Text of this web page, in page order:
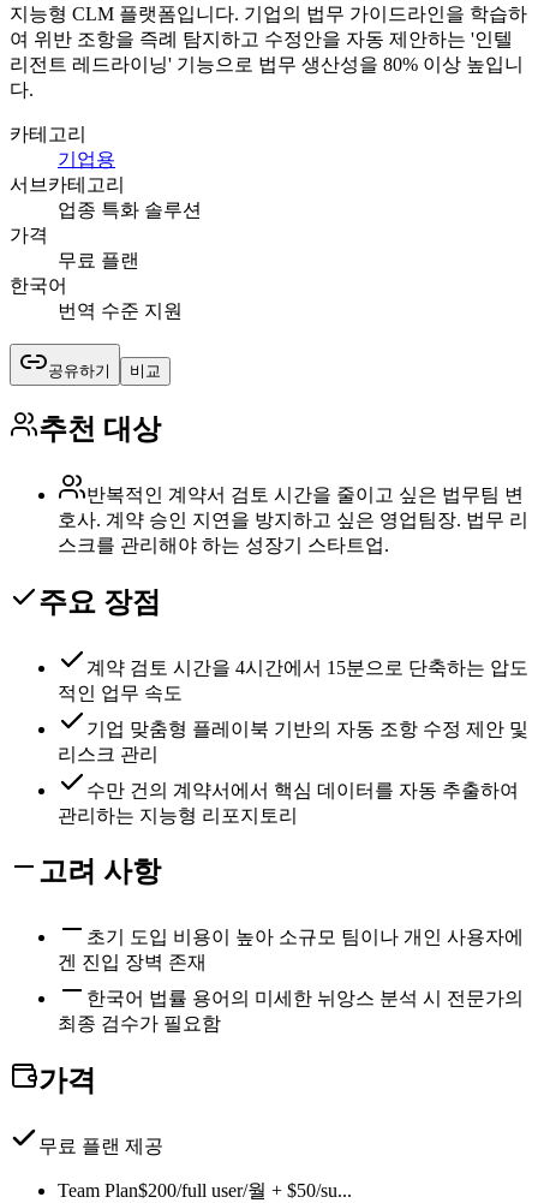
지능형 CLM 플랫폼입니다. 기업의 법무 가이드라인을 학습하
여 위반 조항을 즉례 탐지하고 수정안을 자동 제안하는 '인텔
리전트 레드라이닝' 기능으로 법무 생산성을 80% 이상 높입니
다.
카테고리
기업용
서브카테고리
업종 특화 솔루션
가격
무료 플랜
한국어
번역 수준 지원
공유하기 비교
추천 대상
반복적인 계약서 검토 시간을 줄이고 싶은 법무팀 변
호사. 계약 승인 지연을 방지하고 싶은 영업팀장. 법무 리
스크를 관리해야 하는 성장기 스타트업.
주요 장점
계약 검토 시간을 4시간에서 15분으로 단축하는 압도
적인 업무 속도
기업 맞춤형 플레이북 기반의 자동 조항 수정 제안 및
리스크 관리
수만 건의 계약서에서 핵심 데이터를 자동 추출하여
관리하는 지능형 리포지토리
고려 사항
초기 도입 비용이 높아 소규모 팀이나 개인 사용자에
겐 진입 장벽 존재
한국어 법률 용어의 미세한 뉘앙스 분석 시 전문가의
최종 검수가 필요함
가격
무료 플랜 제공
Team Plan$200/full user/월 + $50/su...